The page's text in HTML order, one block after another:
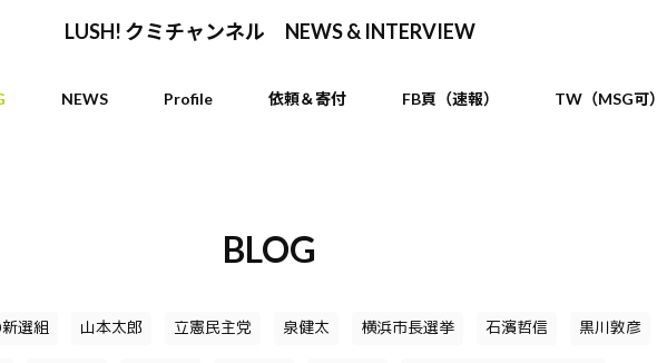
LUSH! クミチャンネル NEWS & INTERVIEW
NEWS Profile 依頼＆寄付 FB頁（速報） TW（MSG可）
BLOG
選組 山本太郎 立憲民主党 泉健太 横浜市長選挙 石濱哲信 黒川敦彦